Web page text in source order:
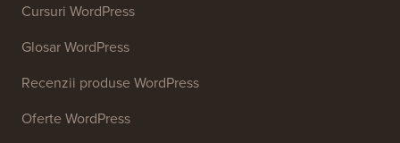
Cursuri WordPress
Glosar WordPress
Recenzii produse WordPress
Oferte WordPress